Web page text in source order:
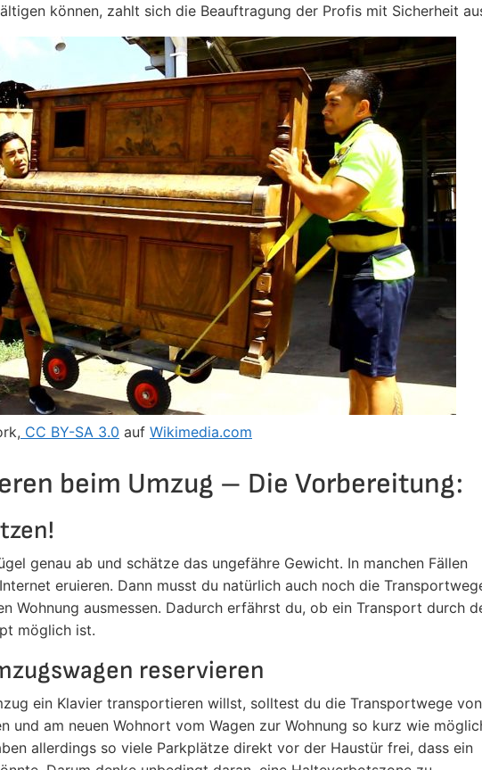
können, zahlt sich die Beauftragung der Profis mit Sicherheit
CC BY-SA 3.0 auf Wikimedia.com
beim Umzug – Die Vorbereitung:
genau ab und schätze das ungefähre Gewicht. In manchen Fällen
eruieren. Dann musst du natürlich auch noch die
Wohnung ausmessen. Dadurch erfährst du, ob ein Transport durch
möglich ist.
reservieren
ein Klavier transportieren willst, solltest du die Transportwege von
und am neuen Wohnort vom Wagen zur Wohnung so kurz wie
allerdings so viele Parkplätze direkt vor der Haustür frei, dass ein